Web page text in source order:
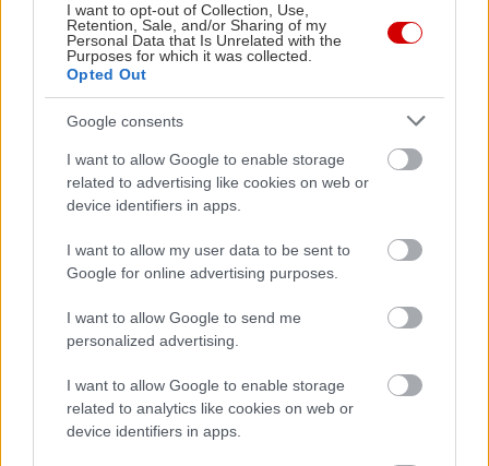
I want to opt-out of Collection, Use,
Retention, Sale, and/or Sharing of my
Personal Data that Is Unrelated with the
Purposes for which it was collected.
Opted Out
Google consents
I want to allow Google to enable storage
related to advertising like cookies on web or
device identifiers in apps.
I want to allow my user data to be sent to
Google for online advertising purposes.
I want to allow Google to send me
personalized advertising.
I want to allow Google to enable storage
related to analytics like cookies on web or
device identifiers in apps.
Δείτε ακόμη